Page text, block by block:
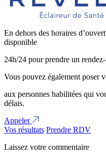
En dehors des horaires
disponible
24h/24 pour prendre un
Vous pouvez également poser
aux personnes habilitées qui
délais.
Appeler
Vos résultats Prendre RDV
Laissez votre commentaire